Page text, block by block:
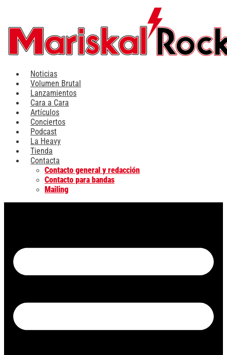
contenido
Noticias
Volumen Brutal
Lanzamientos
Cara a Cara
Artículos
Conciertos
Podcast
La Heavy
Tienda
Contacta
Contacto general y redacción
Contacto para bandas
Mailing